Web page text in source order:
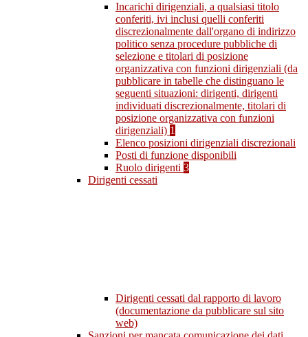
Incarichi dirigenziali, a qualsiasi titolo
conferiti, ivi inclusi quelli conferiti
discrezionalmente dall'organo di indirizzo
politico senza procedure pubbliche di
selezione e titolari di posizione
organizzativa con funzioni dirigenziali (da
pubblicare in tabelle che distinguano le
seguenti situazioni: dirigenti, dirigenti
individuati discrezionalmente, titolari di
posizione organizzativa con funzioni
dirigenziali) 1
Elenco posizioni dirigenziali discrezionali
Posti di funzione disponibili
Ruolo dirigenti 3
Dirigenti cessati
Dirigenti cessati dal rapporto di lavoro
(documentazione da pubblicare sul sito
web)